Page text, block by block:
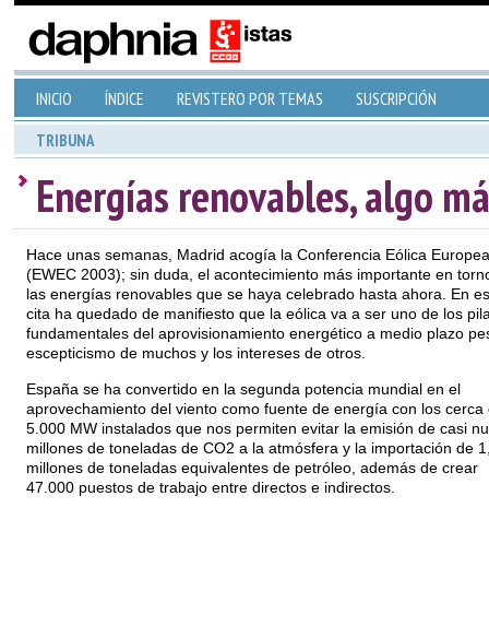
INICIO ÍNDICE REVISTERO POR TEMAS SUSCRIPCIÓN
TRIBUNA
Energías renovables, algo
Hace unas semanas, Madrid acogía la Conferencia Eólica Europea
(EWEC 2003); sin duda, el acontecimiento más importante en
las energías renovables que se haya celebrado hasta ahora. En
cita ha quedado de manifiesto que la eólica va a ser uno de los
fundamentales del aprovisionamiento energético a medio plazo
escepticismo de muchos y los intereses de otros.
España se ha convertido en la segunda potencia mundial en el
aprovechamiento del viento como fuente de energía con los cerca
5.000 MW instalados que nos permiten evitar la emisión de casi
millones de toneladas de CO2 a la atmósfera y la importación de
millones de toneladas equivalentes de petróleo, además de crear
47.000 puestos de trabajo entre directos e indirectos.